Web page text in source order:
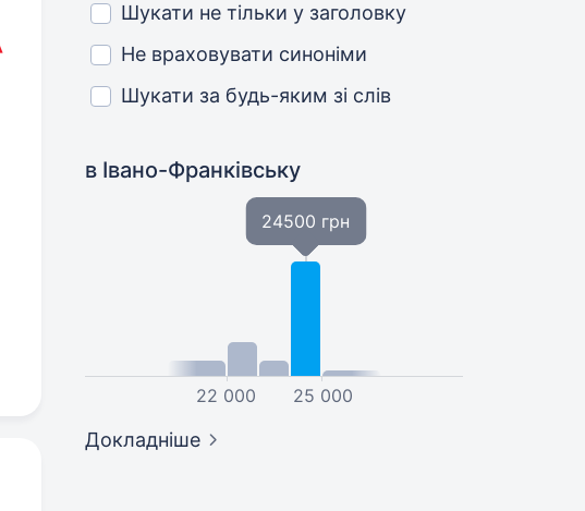
Шукати не тільки у заголовку
Не враховувати синоніми
Шукати за будь-яким зі слів
в Івано-Франківську
22 000
24500 грн
25 000
Докладніше